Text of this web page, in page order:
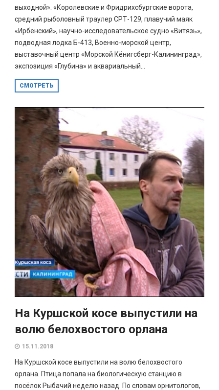
выходной». «Королевские и Фридрихсбургские ворота,
средний рыболовный траулер СРТ-129, плавучий маяк
«Ирбенский», научно-исследовательское судно «Витязь»,
подводная лодка Б-413, Военно-морской центр,
выставочный центр «Морской Кёнигсберг-Калининград»,
экспозиция «Глубина» и аквариальный...
СМОТРЕТЬ
На Куршской косе выпустили на
волю белохвостого орлана
15.11.2018
На Куршской косе выпустили на волю белохвостого
орлана. Птица попала на биологическую станцию в
посёлок Рыбачий неделю назад. По словам орнитологов,